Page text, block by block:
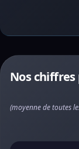
Nos
(moyenne de toutes